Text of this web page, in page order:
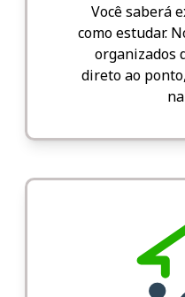
Você saberá
como estudar.
organizados
direto ao